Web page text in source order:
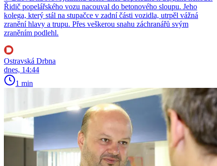
Řidič popelářského vozu nacouval do betonového sloupu. Jeho
kolega, který stál na stupačce v zadní části vozidla, utrpěl vážná
zranění hlavy a trupu. Přes veškerou snahu záchranářů svým
zraněním podlehl.
Ostravská Drbna
dnes, 14:44
1 min